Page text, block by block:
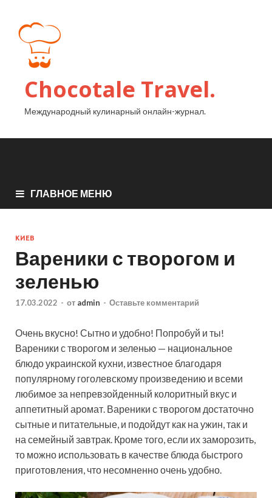
Chocotale Travel.
Международный кулинарный онлайн-журнал.
ГЛАВНОЕ МЕНЮ
КИЕВ
Вареники с творогом и
зеленью
17.03.2022 - от admin - Оставьте комментарий
Очень вкусно! Сытно и удобно! Попробуй и ты!
Вареники с творогом и зеленью — национальное
блюдо украинской кухни, известное благодаря
популярному гоголевскому произведению и всеми
любимое за непревзойденный колоритный вкус и
аппетитный аромат. Вареники с творогом достаточно
сытные и питательные, и подойдут как на ужин, так и
на семейный завтрак. Кроме того, если их заморозить,
то можно использовать в качестве блюда быстрого
приготовления, что несомненно очень удобно.